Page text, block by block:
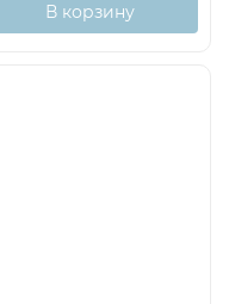
В корзину